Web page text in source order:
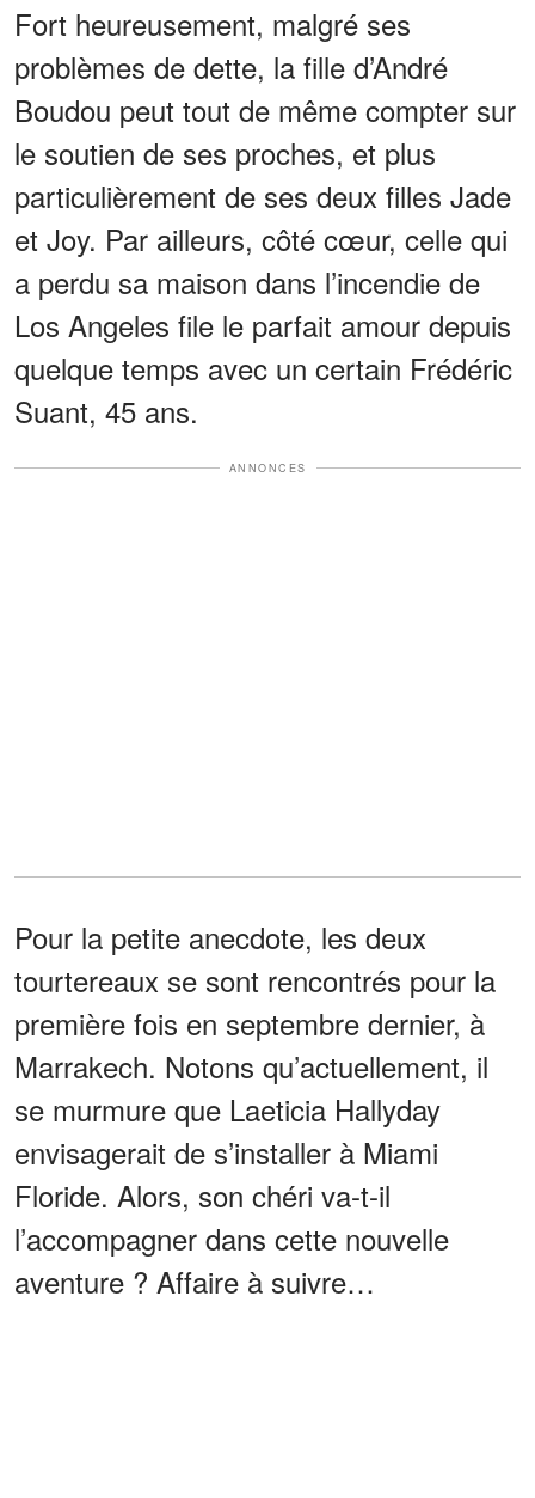
Fort heureusement, malgré ses
problèmes de dette, la fille d’André
Boudou peut tout de même compter sur
le soutien de ses proches, et plus
particulièrement de ses deux filles Jade
et Joy. Par ailleurs, côté cœur, celle qui
a perdu sa maison dans l’incendie de
Los Angeles file le parfait amour depuis
quelque temps avec un certain Frédéric
Suant, 45 ans.
ANNONCES
Pour la petite anecdote, les deux
tourtereaux se sont rencontrés pour la
première fois en septembre dernier, à
Marrakech. Notons qu’actuellement, il
se murmure que Laeticia Hallyday
envisagerait de s’installer à Miami
Floride. Alors, son chéri va-t-il
l’accompagner dans cette nouvelle
aventure ? Affaire à suivre…